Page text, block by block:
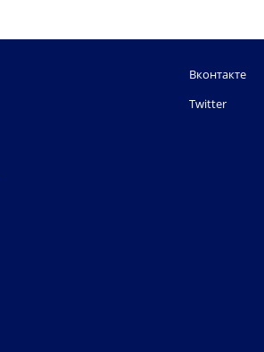
Вконтакте
Twitter